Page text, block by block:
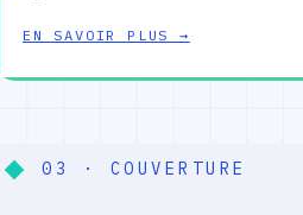
EN SAVOIR PLUS →
03 · COUVERTURE